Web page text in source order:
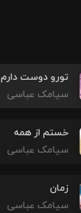
تورو دوست دارم
سیامک عباسی
خستم از همه
سیامک عباسی
زمان
سیامک عباسی